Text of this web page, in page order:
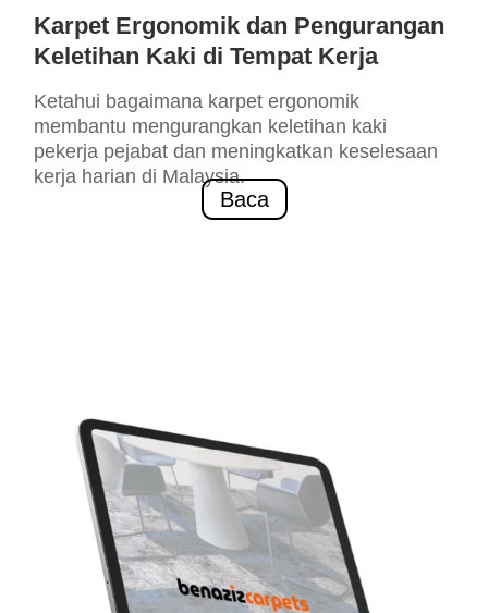
Karpet Ergonomik dan Pengurangan
Keletihan Kaki di Tempat Kerja
Ketahui bagaimana karpet ergonomik
membantu mengurangkan keletihan kaki
pekerja pejabat dan meningkatkan keselesaan
kerja harian di Malaysia.
Baca